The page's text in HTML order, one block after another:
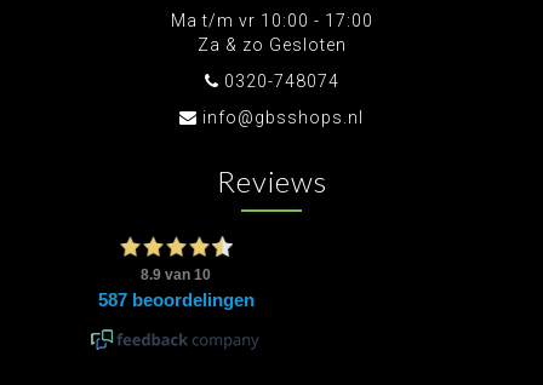
Ma t/m vr 10:00 - 17:00
Za & zo Gesloten
0320-748074
info@gbsshops.nl
Reviews